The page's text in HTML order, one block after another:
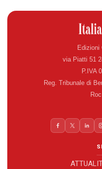
Edizioni
via Piatti 51
P.IVA
Reg. Tribunale di